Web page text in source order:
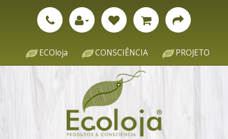
ECOloja CONSCIÊNCIA PROJETO